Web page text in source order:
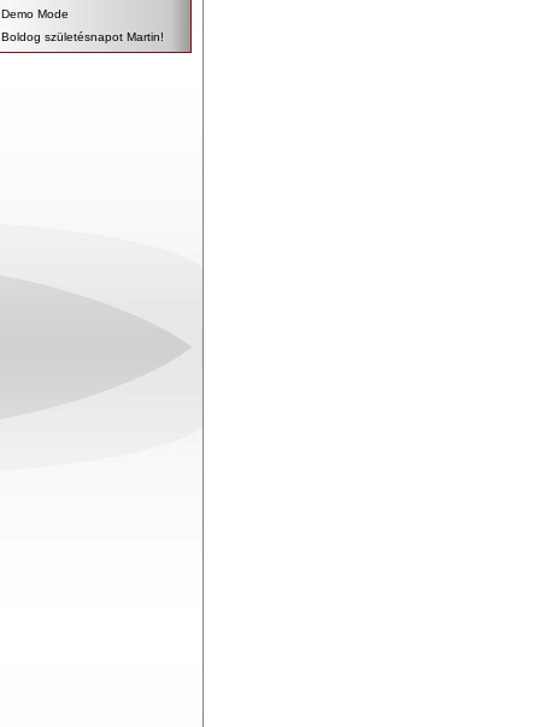
Demo Mode
Boldog születésnapot Martin!